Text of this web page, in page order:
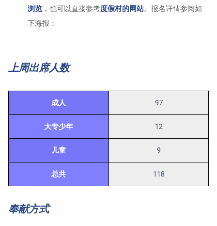
浏览，也可以直接参考度假村的网站。报名详情参阅如
下海报：
上周出席人数
成人 97
大专少年 12
儿童 9
总共 118
奉献方式